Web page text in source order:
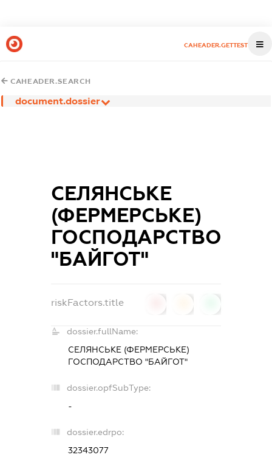
CAHEADER.GETTEST
CAHEADER.SEARCH
document.dossier
СЕЛЯНСЬКЕ
(ФЕРМЕРСЬКЕ)
ГОСПОДАРСТВО
"БАЙГОТ"
riskFactors.title
dossier.fullName:
СЕЛЯНСЬКЕ (ФЕРМЕРСЬКЕ)
ГОСПОДАРСТВО "БАЙГОТ"
dossier.opfSubType:
-
dossier.edrpo:
32343077